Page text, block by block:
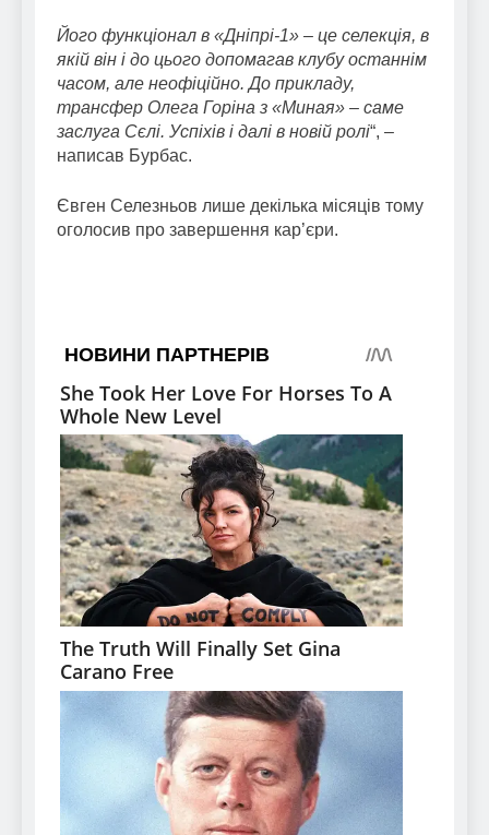
Його функціонал в «Дніпрі-1» – це селекція, в
якій він і до цього допомагав клубу останнім
часом, але неофіційно. До прикладу,
трансфер Олега Горіна з «Миная» – саме
заслуга Сєлі. Успіхів і далі в новій ролі“, –
написав Бурбас.
Євген Селезньов лише декілька місяців тому
оголосив про завершення кар’єри.